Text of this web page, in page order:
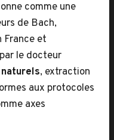
comme une
de Bach,
France et
le docteur
, extraction
aux protocoles
axes